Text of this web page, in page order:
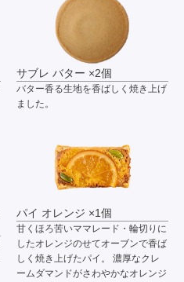
サブレ バター ×2個
バター香る生地を香ばしく焼き上げ
ました。
パイ オレンジ ×1個
甘くほろ苦いママレード・輪切りに
したオレンジのせてオーブンで香ば
しく焼き上げたパイ。 濃厚なクレ
ームダマンドがさわやかなオレンジ